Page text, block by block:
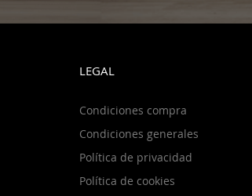
LEGAL
Condiciones compra
Condiciones generales
Política de privacidad
Política de cookies